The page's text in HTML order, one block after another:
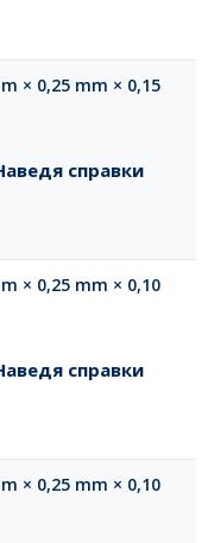
× 0,25 mm × 0,15
справки
× 0,25 mm × 0,10
справки
× 0,25 mm × 0,10